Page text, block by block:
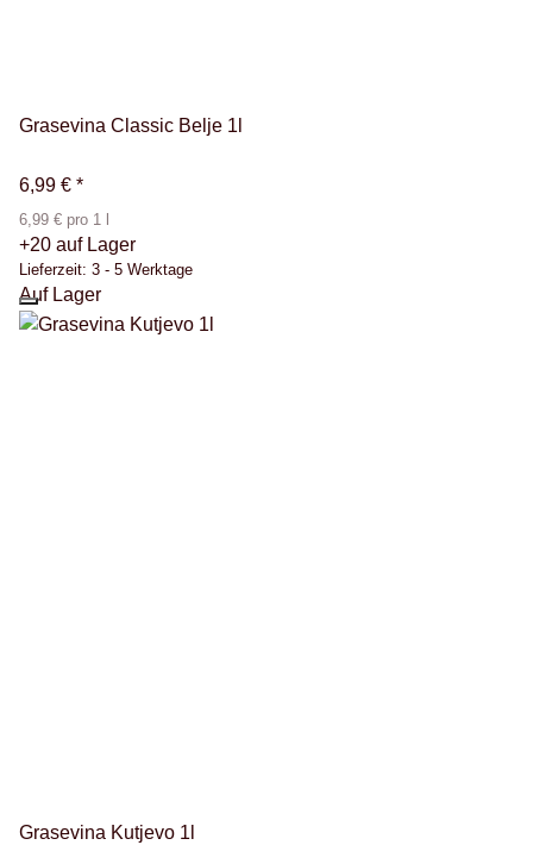
Grasevina Classic Belje 1l
6,99 € *
6,99 € pro 1 l
+20 auf Lager
Lieferzeit: 3 - 5 Werktage
Auf Lager
Grasevina Kutjevo 1l